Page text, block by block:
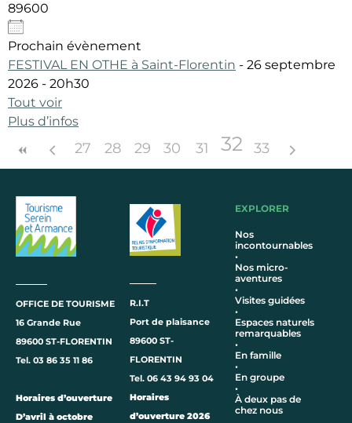
89600
Prochain évènement
FESTIVAL EN OTHE à Saint-Florentin - 26 septembre
2026 - 20h30
Tout voir
Plus d’infos
27 28 29 30 31 32 33
OFFICE DE TOURISME
16 Grande Rue
89600 ST-FLORENTIN
Tel. 03 86 35 11 86
Horaires d’ouverture
D’avril à octobre
R.I.T
Port de plaisance
89600 ST-
FLORENTIN
Tel. 06 43 94 93 04
Horaires
d’ouverture 2026
EXPLORER
Nos
incontournables
•
Nos micro-
aventures
•
Visites guidées
•
Espaces naturels
remarquables
•
En famille
•
En groupe
•
À deux pas de
chez nous